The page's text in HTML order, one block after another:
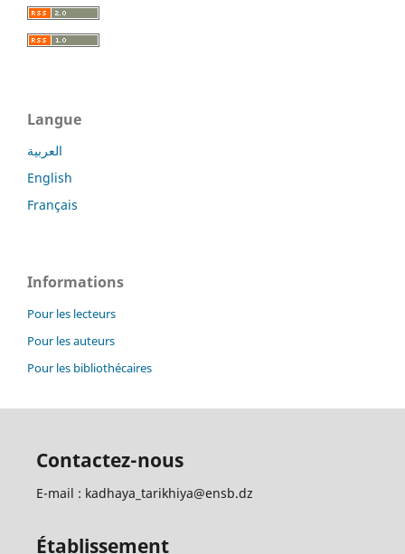
Langue
العربية
English
Français
Informations
Pour les lecteurs
Pour les auteurs
Pour les bibliothécaires
Contactez-nous
E-mail : kadhaya_tarikhiya@ensb.dz
Établissement